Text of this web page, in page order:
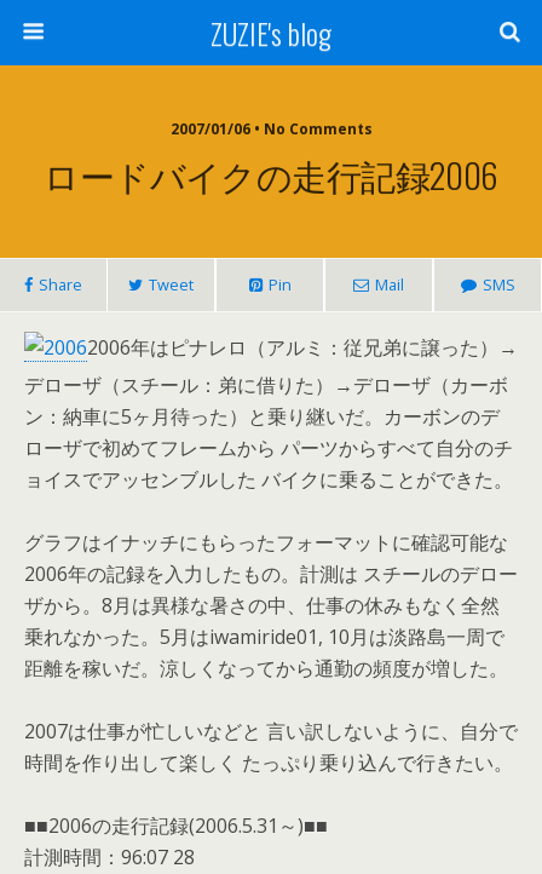
ZUZIE's blog
2007/01/06 • No Comments
ロードバイクの走行記録2006
Share Tweet Pin Mail SMS
2006年はピナレロ（アルミ：従兄弟に譲った）→
デローザ（スチール：弟に借りた）→デローザ（カーボ
ン：納車に5ヶ月待った）と乗り継いだ。カーボンのデ
ローザで初めてフレームから パーツからすべて自分のチ
ョイスでアッセンブルした バイクに乗ることができた。
グラフはイナッチにもらったフォーマットに確認可能な
2006年の記録を入力したもの。計測は スチールのデロー
ザから。8月は異様な暑さの中、仕事の休みもなく全然
乗れなかった。5月はiwamiride01, 10月は淡路島一周で
距離を稼いだ。涼しくなってから通勤の頻度が増した。
2007は仕事が忙しいなどと 言い訳しないように、自分で
時間を作り出して楽しく たっぷり乗り込んで行きたい。
■■2006の走行記録(2006.5.31～)■■
計測時間：96:07 28